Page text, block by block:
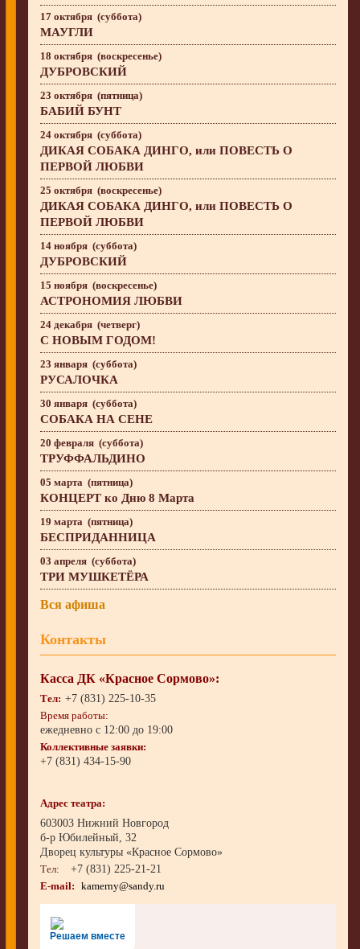
17 октября (суббота)
МАУГЛИ
18 октября (воскресенье)
ДУБРОВСКИЙ
23 октября (пятница)
БАБИЙ БУНТ
24 октября (суббота)
ДИКАЯ СОБАКА ДИНГО, или ПОВЕСТЬ О
ПЕРВОЙ ЛЮБВИ
25 октября (воскресенье)
ДИКАЯ СОБАКА ДИНГО, или ПОВЕСТЬ О
ПЕРВОЙ ЛЮБВИ
14 ноября (суббота)
ДУБРОВСКИЙ
15 ноября (воскресенье)
АСТРОНОМИЯ ЛЮБВИ
24 декабря (четверг)
С НОВЫМ ГОДОМ!
23 января (суббота)
РУСАЛОЧКА
30 января (суббота)
СОБАКА НА СЕНЕ
20 февраля (суббота)
ТРУФФАЛЬДИНО
05 марта (пятница)
КОНЦЕРТ ко Дню 8 Марта
19 марта (пятница)
БЕСПРИДАННИЦА
03 апреля (суббота)
ТРИ МУШКЕТЁРА
Вся афиша
Контакты
Касса ДК «Красное Сормово»:
Тел: +7 (831) 225-10-35
Время работы:
ежедневно с 12:00 до 19:00
Коллективные заявки:
+7 (831) 434-15-90
Адрес театра:
603003 Нижний Новгород
б-р Юбилейный, 32
Дворец культуры «Красное Сормово»
Тел:
+7 (831) 225-21-21
E-mail: kamerny@sandy.ru
Решаем вместе